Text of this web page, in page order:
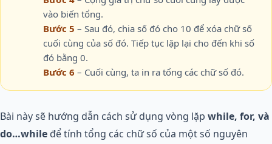
vào biến tổng.
Bước 5 – Sau đó, chia số đó cho 10 để xóa chữ số
cuối cùng của số đó. Tiếp tục lặp lại cho đến khi số
đó bằng 0.
Bước 6 – Cuối cùng, ta in ra tổng các chữ số đó.
Bài này sẽ hướng dẫn cách sử dụng vòng lặp while, for, và
do…while để tính tổng các chữ số của một số nguyên